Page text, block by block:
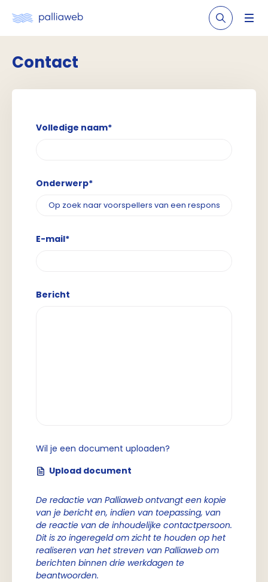
Contact
Volledige naam*
Onderwerp*
E-mail*
Bericht
Wil je een document uploaden?
Upload document
De redactie van Palliaweb ontvangt een kopie
van je bericht en, indien van toepassing, van
de reactie van de inhoudelijke contactpersoon.
Dit is zo ingeregeld om zicht te houden op het
realiseren van het streven van Palliaweb om
berichten binnen drie werkdagen te
beantwoorden.